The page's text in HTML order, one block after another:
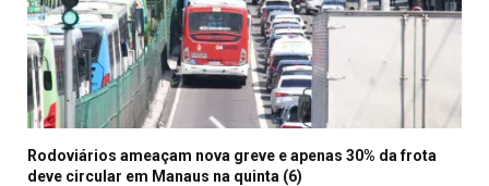
Rodoviários ameaçam nova greve e apenas 30% da frota
deve circular em Manaus na quinta (6)